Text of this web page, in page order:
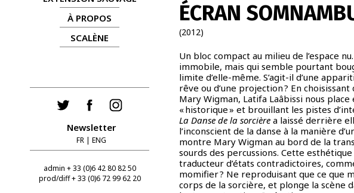
À PROPOS
SCALÈNE
Newsletter
FR | ENG
admin + 33 (0)6 42 80 82 50
prod/diff + 33 (0)6 72 99 62 20
ÉCRAN
(2012)
Un bloc compact au milieu de l’espace
immobile, mais qui semble pourtant
limite d’elle-même. S’agit-il d’une
rêve ou d’une projection ? En
Mary Wigman, Latifa Laâbissi nous
« historique » et brouillant les pistes
La Danse de la sorcière a laissé derrière
l’inconscient de la danse à la manière
montre Mary Wigman au bord de la
sourds des percussions. Cette
traducteur d’états contradictoires,
momifier ? Ne reproduisant que ce que
corps de la sorcière, et plonge la scène